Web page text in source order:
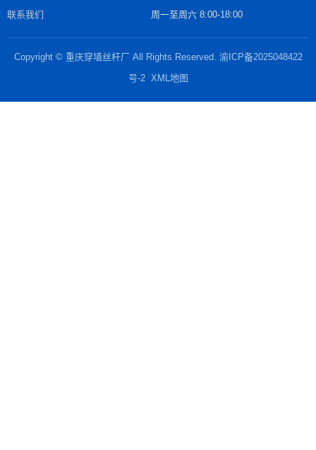
联系我们
周一至周六 8:00-18:00
Copyright © 重庆穿墙丝杆厂 All Rights Reserved. 渝ICP备2025048422
号-2 XML地图